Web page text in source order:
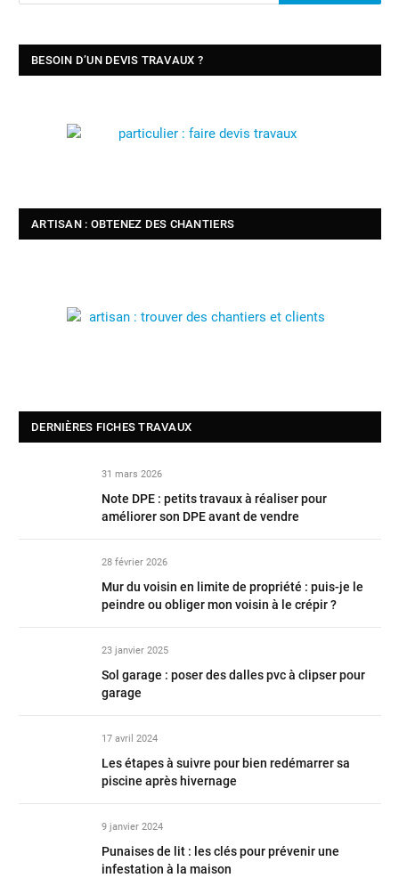
BESOIN D’UN DEVIS TRAVAUX ?
ARTISAN : OBTENEZ DES CHANTIERS
DERNIÈRES FICHES TRAVAUX
31 mars 2026
Note DPE : petits travaux à réaliser pour
améliorer son DPE avant de vendre
28 février 2026
Mur du voisin en limite de propriété : puis-je le
peindre ou obliger mon voisin à le crépir ?
23 janvier 2025
Sol garage : poser des dalles pvc à clipser pour
garage
17 avril 2024
Les étapes à suivre pour bien redémarrer sa
piscine après hivernage
9 janvier 2024
Punaises de lit : les clés pour prévenir une
infestation à la maison